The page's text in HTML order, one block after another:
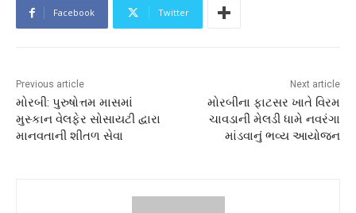
Facebook Twitter
Previous article
મોરબી: પુરુષોત્તમ માસમાં
મુસ્કાન વેલફેર સોસાયટી દ્વારા
માનવતાની શીતળ સેવા
Next article
મોરબીના ફાટસર ખાતે વિરમ
ચાવડાની મેલડી ધામે નવરંગા
માંડવાનું ભવ્ય આયોજન